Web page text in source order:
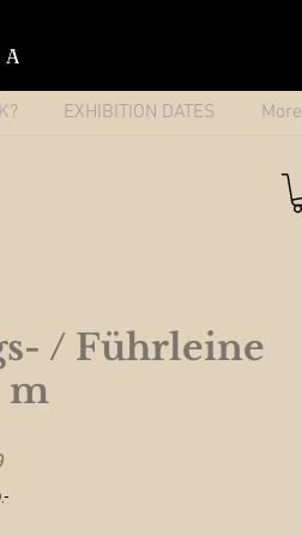
EXHIBITION DATES More
/ Führleine
m
Sale